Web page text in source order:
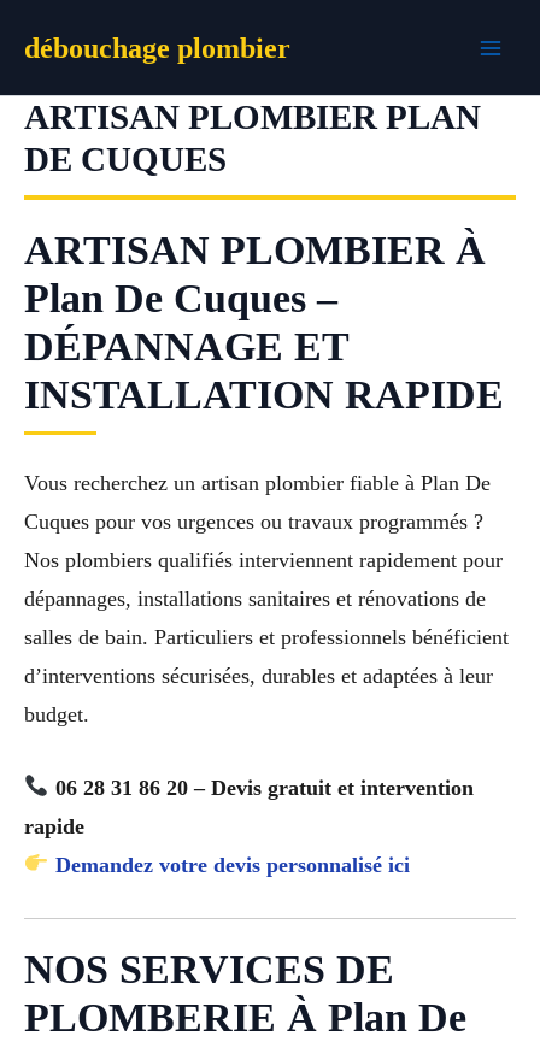
débouchage plombier
ARTISAN PLOMBIER PLAN
DE CUQUES
ARTISAN PLOMBIER À
Plan De Cuques –
DÉPANNAGE ET
INSTALLATION RAPIDE
Vous recherchez un artisan plombier fiable à Plan De
Cuques pour vos urgences ou travaux programmés ?
Nos plombiers qualifiés interviennent rapidement pour
dépannages, installations sanitaires et rénovations de
salles de bain. Particuliers et professionnels bénéficient
d’interventions sécurisées, durables et adaptées à leur
budget.
06 28 31 86 20 – Devis gratuit et intervention
rapide
Demandez votre devis personnalisé ici
NOS SERVICES DE
PLOMBERIE À Plan De